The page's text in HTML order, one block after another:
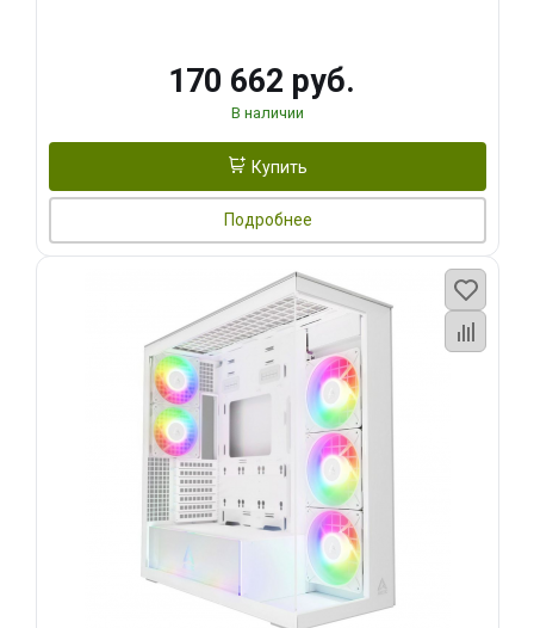
170 662 руб.
В наличии
Купить
Подробнее